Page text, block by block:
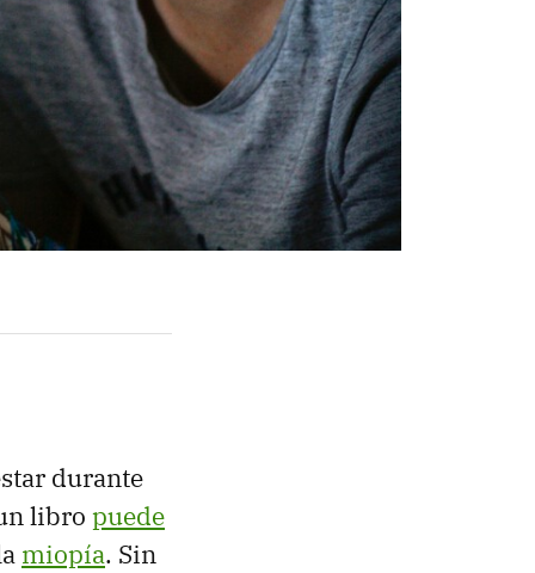
durante
libro puede
miopía. Sin